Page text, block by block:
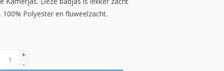
Polyester en fluweelzacht.
+
-